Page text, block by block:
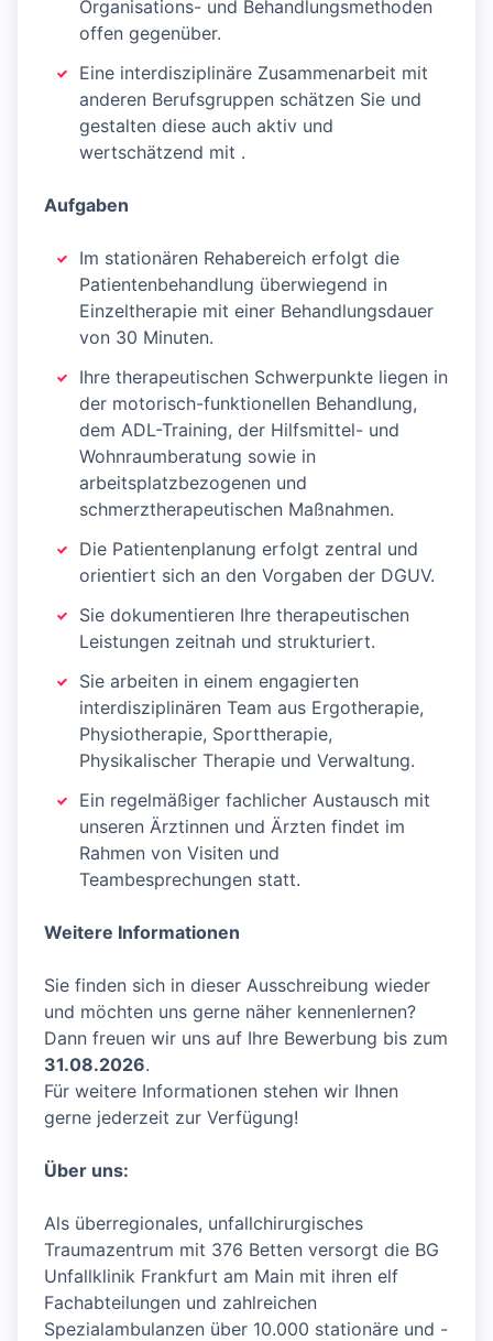
Organisations- und Behandlungsmethoden
offen gegenüber.
Eine interdisziplinäre Zusammenarbeit mit
anderen Berufsgruppen schätzen Sie und
gestalten diese auch aktiv und
wertschätzend mit .
Aufgaben
Im stationären Rehabereich erfolgt die
Patientenbehandlung überwiegend in
Einzeltherapie mit einer Behandlungsdauer
von 30 Minuten.
Ihre therapeutischen Schwerpunkte liegen in
der motorisch-funktionellen Behandlung,
dem ADL-Training, der Hilfsmittel- und
Wohnraumberatung sowie in
arbeitsplatzbezogenen und
schmerztherapeutischen Maßnahmen.
Die Patientenplanung erfolgt zentral und
orientiert sich an den Vorgaben der DGUV.
Sie dokumentieren Ihre therapeutischen
Leistungen zeitnah und strukturiert.
Sie arbeiten in einem engagierten
interdisziplinären Team aus Ergotherapie,
Physiotherapie, Sporttherapie,
Physikalischer Therapie und Verwaltung.
Ein regelmäßiger fachlicher Austausch mit
unseren Ärztinnen und Ärzten findet im
Rahmen von Visiten und
Teambesprechungen statt.
Weitere Informationen
Sie finden sich in dieser Ausschreibung wieder
und möchten uns gerne näher kennenlernen?
Dann freuen wir uns auf Ihre Bewerbung bis zum
31.08.2026.
Für weitere Informationen stehen wir Ihnen
gerne jederzeit zur Verfügung!
Über uns:
Als überregionales, unfallchirurgisches
Traumazentrum mit 376 Betten versorgt die BG
Unfallklinik Frankfurt am Main mit ihren elf
Fachabteilungen und zahlreichen
Spezialambulanzen über 10.000 stationäre und -